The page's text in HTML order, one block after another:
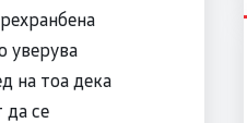
уверува
на тоа дека
да се